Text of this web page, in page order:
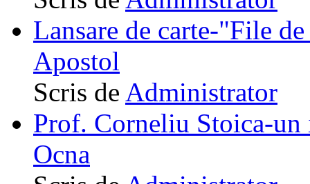
Lansare de carte-"File
Apostol
Scris de Administrator
Prof. Corneliu Stoica-
Ocna